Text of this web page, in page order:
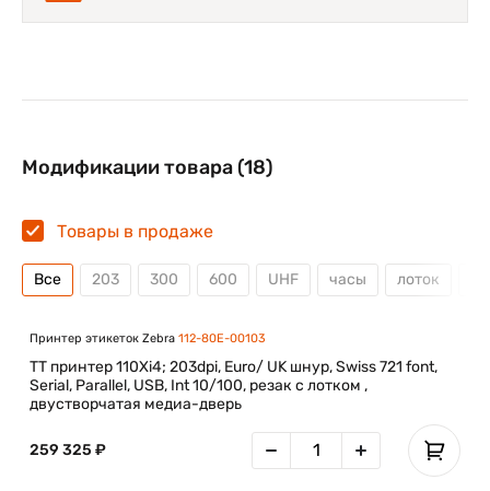
предприятия.
Zebra на базе мощных решений ZebraLink™, пользователи
смогут легко интегрировать и дистанционно управлять
принтерами Xi4.
Лёгкая настройка принтера
Простые в использовании подсказки позволят быстро
выполнить пошаговую процедуру настройки
конфигурации.
Интеграция нового принтера в систему, перевод
принтера на новое место или добавление новых
Модификации товара (18)
Товары в продаже
Все 203 300 600 UHF часы лоток
Принтер этикеток Zebra 112-80E-00103
TT принтер 110Xi4; 203dpi, Euro/ UK шнур, Swiss 721 font,
Serial, Parallel, USB, Int 10/100, резак с лотком ,
двустворчатая медиа-дверь
259 325 ₽